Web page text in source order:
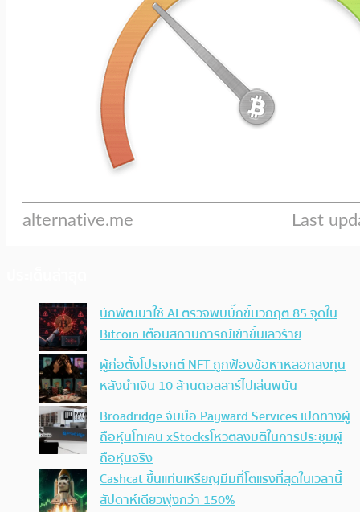
นักพัฒนาใช้ AI ตรวจพบบั๊กขั้นวิกฤต 85 จุดใน
Bitcoin เตือนสถานการณ์เข้าขั้นเลวร้าย
ผู้ก่อตั้งโปรเจกต์ NFT ถูกฟ้องข้อหาหลอกลงทุน
หลังนำเงิน 10 ล้านดอลลาร์ไปเล่นพนัน
Broadridge จับมือ Payward Services เปิดทางผู้
ถือหุ้นโทเคน xStocksโหวตลงมติในการประชุมผู้
ถือหุ้นจริง
Cashcat ขึ้นแท่นเหรียญมีมที่โตแรงที่สุดในเวลานี้
สัปดาห์เดียวพุ่งกว่า 150%